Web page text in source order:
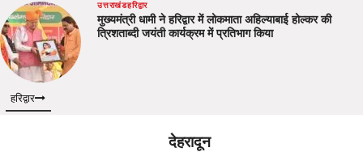
उत्तराखंडहरिद्वार
मुख्यमंत्री धामी ने हरिद्वार में लोकमाता अहिल्याबाई होल्कर की
त्रिशताब्दी जयंती कार्यक्रम में प्रतिभाग किया
हरिद्वार
देहरादून